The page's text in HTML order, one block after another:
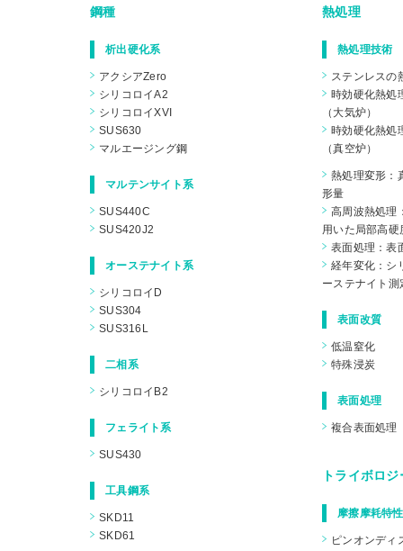
鋼種
析出硬化系
アクシアZero
シリコロイA2
シリコロイXVI
SUS630
マルエージング鋼
マルテンサイト系
SUS440C
SUS420J2
オーステナイト系
シリコロイD
SUS304
SUS316L
二相系
シリコロイB2
フェライト系
SUS430
工具鋼系
SKD11
SKD61
熱処理
熱処理技術
ステンレスの
時効硬化熱処
（大気炉）
時効硬化熱処
（真空炉）
熱処理変形：
形量
高周波熱処理
用いた局部高硬
表面処理：表
経年変化：シ
ーステナイト測
表面改質
低温窒化
特殊浸炭
表面処理
複合表面処理
トライボロジ
摩擦摩耗特
ピンオンディ